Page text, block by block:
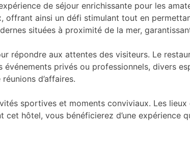
de séjour enrichissante pour les
ainsi un défi stimulant tout en
situées à proximité de la mer,
répondre aux attentes des visiteurs. Le
privés ou professionnels, divers
d’affaires.
sportives et moments conviviaux. Les
hôtel, vous bénéficierez d’une expérience